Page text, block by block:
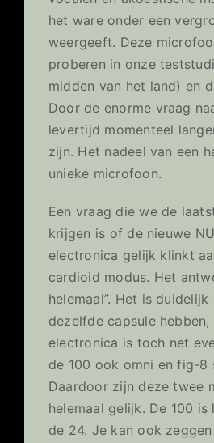
het ware onder een
weergeeft. Deze
proberen in onze
midden van het land) en
Door de enorme vraag
levertijd momenteel
zijn. Het nadeel van een
unieke microfoon.
Een vraag die we de
krijgen is of de nieuwe
electronica gelijk klinkt
cardioid modus. Het
helemaal”. Het is
dezelfde capsule hebben,
electronica is toch net
de 100 ook omni en fig-8
Daardoor zijn deze twee
helemaal gelijk. De 100 is
de 24. Je kan ook